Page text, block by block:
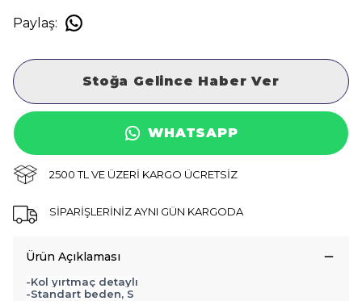
Paylaş:
Stoğa Gelince Haber Ver
WHATSAPP
2500 TL VE ÜZERİ KARGO ÜCRETSİZ
SİPARİŞLERİNİZ AYNI GÜN KARGODA
Ürün Açıklaması
-Kol yırtmaç detaylı
-Standart beden, S